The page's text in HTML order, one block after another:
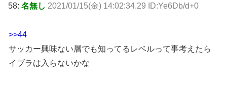
58: 名無し 2021/01/15(金) 14:02:34.29 ID:Ye6Db/d+0
>>44
サッカー興味ない層でも知ってるレベルって事考えたら
イブラは入らないかな